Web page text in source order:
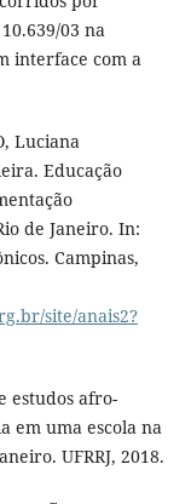
03 na
interface com a
Luciana
Educação
de Janeiro. In:
Campinas,
site/anais2?
estudos afro-
em uma escola na
UFRRJ, 2018.